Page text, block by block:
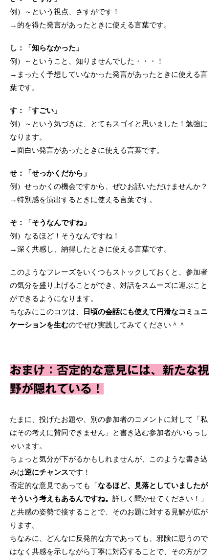
例）～という視点、さすがです！
→的を得た発言があったときに使える言葉です。
し：「知らなかった」
例）～ということ、知りませんでした・・・！
→まったく予想していなかった発言があったときに使える言
葉です。
す：「すごい」
例）～という気づきは、とてもスゴイと思いました！勉強に
なります。
→面白い発言があったときに使える言葉です。
せ：「せっかくだから」
例）せっかくの機会ですから、ぜひお話いただけませんか？
→特別感を演出するときに使える言葉です。
そ：「そうなんですね」
例）なるほど！そうなんですね！
→深く共感し、納得したときに使える言葉です。
このようなフレーズをいくつもストックしておくと、参加者
の気分を盛り上げることができ、対話をスムーズに運ぶこと
ができるようになります。
ちなみにこのコツは、
日頃の会話にも使えて円滑なコミュニ
ケーションを生むのでぜひ実践してみてください＾＾
おまけ：否定的な意見には、新たな視
野が隠れている！
たまに、投げたお題や、別の参加者のコメントに対して「私
はその考えに賛同できません」と書き込む参加者がいらっし
ゃいます。
ちょっと気分が下がるかもしれませんが、このような書き込
みは逆にチャンスです！
否定的な意見であっても「なるほど、見落としていましたが
そういう考えもあるんですね。 詳しく聞かせてください！」
と共感の姿勢で接することで、そのお題に対する見解が広が
ります。
ちなみに、どんなに反発的な方であっても、邪険に思うので
はなく共感を示しながら丁寧に対応することで、その方がフ